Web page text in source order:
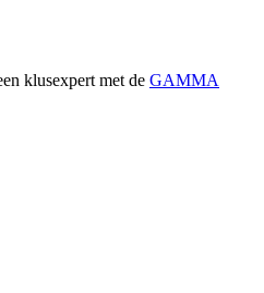
klusexpert met de GAMMA